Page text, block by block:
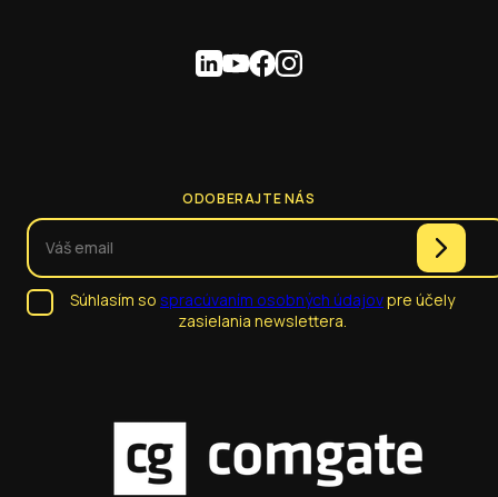
ODOBERAJTE NÁS
Súhlasím so spracúvaním osobných údajovpre účely
zasielania newslettera.